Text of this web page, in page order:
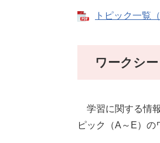
トピック一覧
ワークシ
学習に関する情
ピック（A～E）の